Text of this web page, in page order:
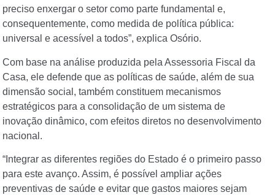
preciso enxergar o setor como parte fundamental e,
consequentemente, como medida de política pública:
universal e acessível a todos”, explica Osório.
Com base na análise produzida pela Assessoria Fiscal da
Casa, ele defende que as políticas de saúde, além de sua
dimensão social, também constituem mecanismos
estratégicos para a consolidação de um sistema de
inovação dinâmico, com efeitos diretos no desenvolvimento
nacional.
“Integrar as diferentes regiões do Estado é o primeiro passo
para este avanço. Assim, é possível ampliar ações
preventivas de saúde e evitar que gastos maiores sejam